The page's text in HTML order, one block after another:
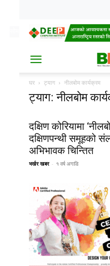
सोम, साउन २५, २०८३
घर ट्याग नीलबोम कार्यक्रम
ट्याग: नीलबोम
दक्षिण कोरियामा
दक्षिणपन्थी समूहको
अभिभावक चिन्तित
भर्खर खबर - १ वर्ष अगाडि